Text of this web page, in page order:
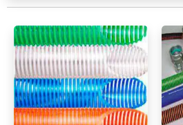
anuciantes a seguir: